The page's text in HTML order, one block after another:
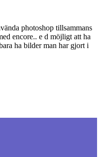
photoshop tillsammans
encore.. e d möjligt att ha
ha bilder man har gjort i